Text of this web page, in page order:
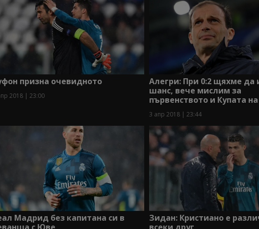
призна очевидното
2018 | 23:00
Алегри: При 0:2 щяхме да
шанс, вече мислим за
първенството и Купата
3 апр 2018 | 23:44
Мадрид без капитана си в
Зидан: Кристиано е